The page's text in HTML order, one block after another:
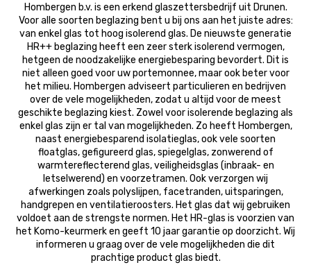
Hombergen b.v. is een erkend glaszettersbedrijf uit Drunen.
Voor alle soorten beglazing bent u bij ons aan het juiste adres:
van enkel glas tot hoog isolerend glas. De nieuwste generatie
HR++ beglazing heeft een zeer sterk isolerend vermogen,
hetgeen de noodzakelijke energiebesparing bevordert. Dit is
niet alleen goed voor uw portemonnee, maar ook beter voor
het milieu. Hombergen adviseert particulieren en bedrijven
over de vele mogelijkheden, zodat u altijd voor de meest
geschikte beglazing kiest. Zowel voor isolerende beglazing als
enkel glas zijn er tal van mogelijkheden. Zo heeft Hombergen,
naast energiebesparend isolatieglas, ook vele soorten
floatglas, gefigureerd glas, spiegelglas, zonwerend of
warmtereflecterend glas, veiligheidsglas (inbraak- en
letselwerend) en voorzetramen. Ook verzorgen wij
afwerkingen zoals polyslijpen, facetranden, uitsparingen,
handgrepen en ventilatieroosters. Het glas dat wij gebruiken
voldoet aan de strengste normen. Het HR-glas is voorzien van
het Komo-keurmerk en geeft 10 jaar garantie op doorzicht. Wij
informeren u graag over de vele mogelijkheden die dit
prachtige product glas biedt.